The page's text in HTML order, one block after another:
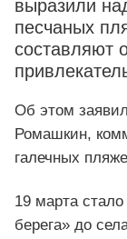
выразили
песчаных
составляют
Об этом
Ромашкин,
галечных
19 марта стало
берега» до